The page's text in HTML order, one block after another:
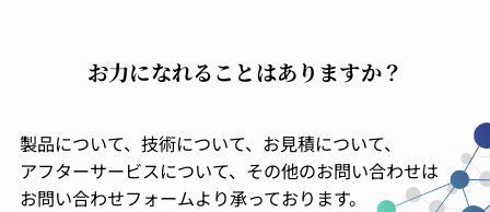
お力になれることはありますか？
製品について、技術について、お見積について、
アフターサービスについて、その他のお問い合わせは
お問い合わせフォームより承っております。